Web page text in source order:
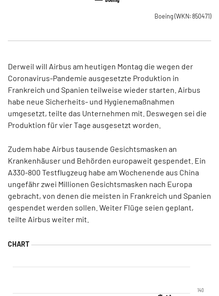
Boeing (WKN: 850471)
Derweil will Airbus am heutigen Montag die wegen der
Coronavirus-Pandemie ausgesetzte Produktion in
Frankreich und Spanien teilweise wieder starten. Airbus
habe neue Sicherheits- und Hygienemaßnahmen
umgesetzt, teilte das Unternehmen mit. Deswegen sei die
Produktion für vier Tage ausgesetzt worden.
Zudem habe Airbus tausende Gesichtsmasken an
Krankenhäuser und Behörden europaweit gespendet. Ein
A330-800 Testflugzeug habe am Wochenende aus China
ungefähr zwei Millionen Gesichtsmasken nach Europa
gebracht, von denen die meisten in Frankreich und Spanien
gespendet werden sollen. Weiter Flüge seien geplant,
teilte Airbus weiter mit.
140